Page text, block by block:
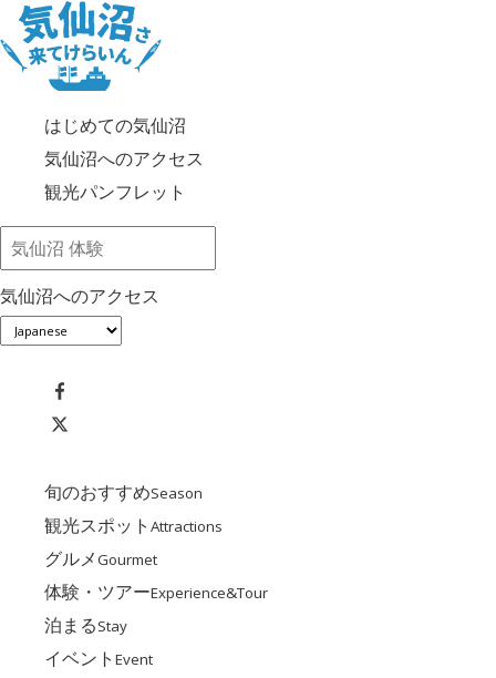
はじめての気仙沼
気仙沼へのアクセス
観光パンフレット
気仙沼へのアクセス
旬のおすすめSeason
観光スポット Attractions
グルメGourmet
体験・ツアーExperience&Tour
泊まるStay
イベント Event